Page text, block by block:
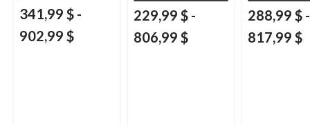
341,99 $ -
902,99 $
229,99 $ -
806,99 $
288,99 $ -
817,99 $